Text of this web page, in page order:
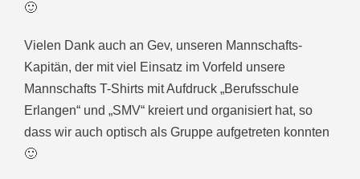
🙂
Vielen Dank auch an Gev, unseren Mannschafts-
Kapitän, der mit viel Einsatz im Vorfeld unsere
Mannschafts T-Shirts mit Aufdruck „Berufsschule
Erlangen“ und „SMV“ kreiert und organisiert hat, so
dass wir auch optisch als Gruppe aufgetreten konnten
🙂